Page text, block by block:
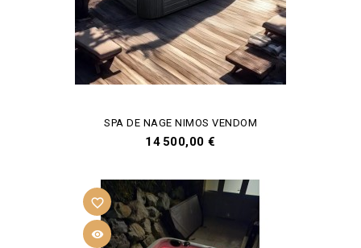
SPA DE NAGE NIMOS VENDOM
Prix
14 500,00 €

favorite_border